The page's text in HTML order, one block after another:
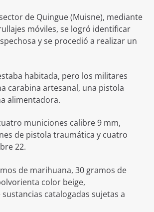
de Quingue (Muisne), mediante
móviles, se logró identificar
y se procedió a realizar un
habitada, pero los militares
carabina artesanal, una pistola
alimentadora.
municiones calibre 9 mm,
de pistola traumática y cuatro
22.
de marihuana, 30 gramos de
color beige,
catalogadas sujetas a